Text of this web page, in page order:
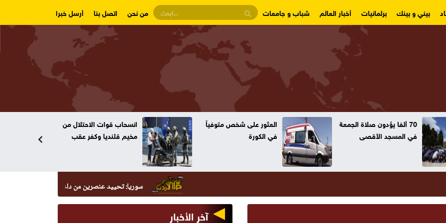
بيني و بينك برلمانيات أخبار العالم شباب و جامعات من نحن اتصل بنا أرسل خبرا
70 ألفا يؤدون صلاة الجمعة
في المسجد الأقصى
العثور على شخص متوفياً
في الكورة
انسحاب قوات الاحتلال من
مخيم قلنديا وكفر عقب
سوريا: تحييد عنصرين من داعش حاولا زرع عبوة في السيدة زينب
آخر الأخبار